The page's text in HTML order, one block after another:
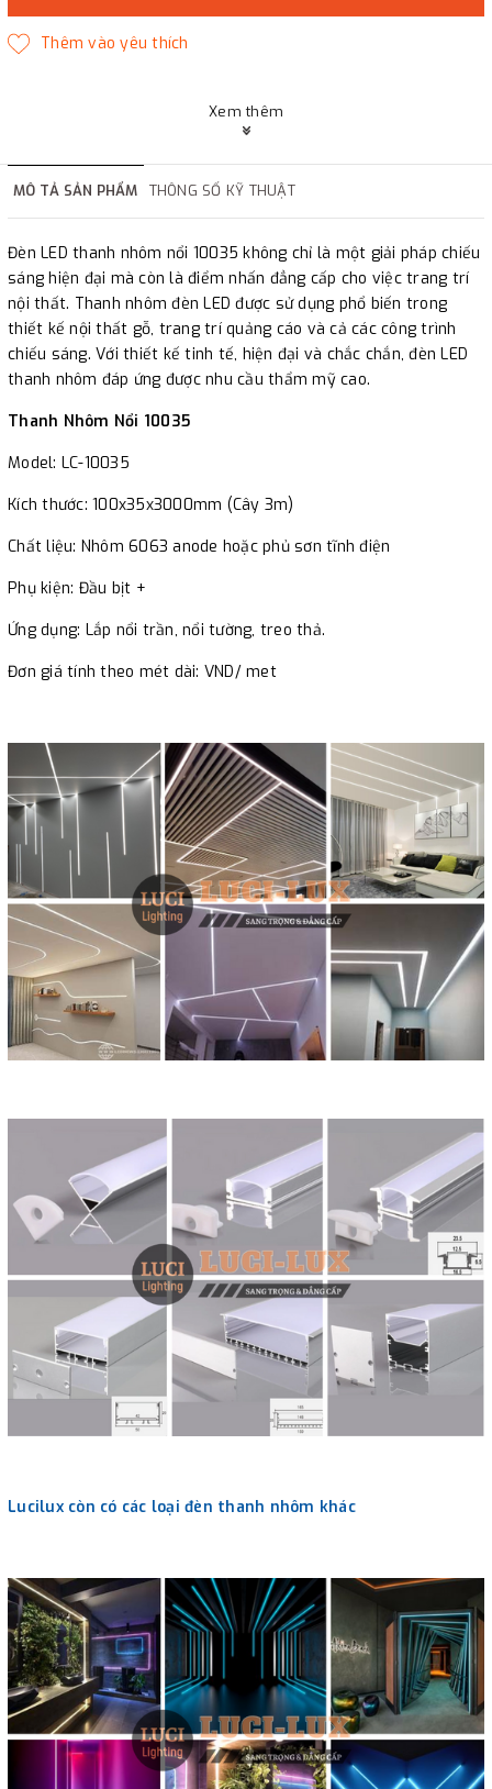
Xem thêm
MÔ TẢ SẢN PHẨM THÔNG SỐ KỸ THUẬT
Đèn LED thanh nhôm nổi 10035 không chỉ là một giải pháp chiếu
sáng hiện đại mà còn là điểm nhấn đẳng cấp cho việc trang trí
nội thất. Thanh nhôm đèn LED được sử dụng phổ biến trong
thiết kế nội thất gỗ, trang trí quảng cáo và cả các công trình
chiếu sáng. Với thiết kế tinh tế, hiện đại và chắc chắn, đèn LED
thanh nhôm đáp ứng được nhu cầu thẩm mỹ cao.
Thanh Nhôm Nổi 10035
Model: LC-10035
Kích thước: 100x35x3000mm (Cây 3m)
Chất liệu: Nhôm 6063 anode hoặc phủ sơn tĩnh điện
Phụ kiện: Đầu bịt +
Ứng dụng: Lắp nổi trần, nổi tường, treo thả.
Đơn giá tính theo mét dài: VND/ met
Lucilux còn có các loại đèn thanh nhôm khác